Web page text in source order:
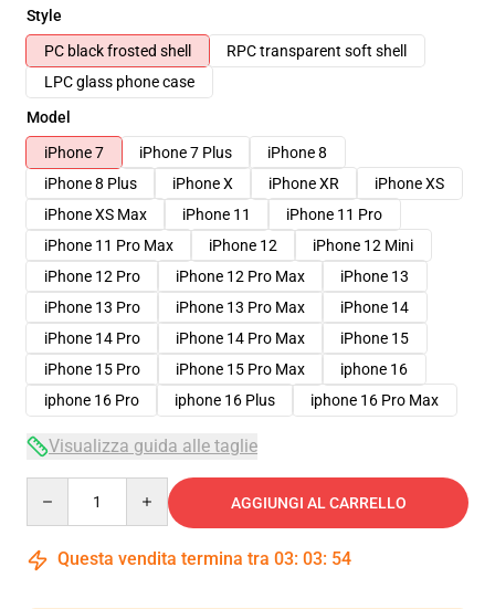
Style
PC black frosted shell
RPC transparent soft shell
LPC glass phone case
Model
iPhone 7
iPhone 7 Plus
iPhone 8
iPhone 8 Plus
iPhone X iPhone XR
iPhone XS
iPhone XS Max
iPhone 11
iPhone 11 Pro
iPhone 11 Pro Max
iPhone 12
iPhone 12 Mini
iPhone 12 Pro
iPhone 12 Pro Max
iPhone 13
iPhone 13 Pro
iPhone 13 Pro Max
iPhone 14
iPhone 14 Pro
iPhone 14 Pro Max
iPhone 15
iPhone 15 Pro
iPhone 15 Pro Max
iphone 16
iphone 16 Pro
iphone 16 Plus iphone 16 Pro Max
Visualizza guida alle taglie
AGGIUNGI AL CARRELLO
Questa vendita termina tra 03: 03: 54